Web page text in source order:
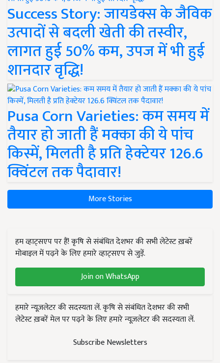
Success Story: जायडेक्स के जैविक
उत्पादों से बदली खेती की तस्वीर,
लागत हुई 50% कम, उपज में भी हुई
शानदार वृद्धि!
Pusa Corn Varieties: कम समय में
तैयार हो जाती हैं मक्का की ये पांच
किस्में, मिलती है प्रति हेक्टेयर 126.6
क्विंटल तक पैदावार!
More Stories
हम व्हाट्सएप पर हैं! कृषि से संबंधित देशभर की सभी लेटेस्ट ख़बरें
मोबाइल में पढ़ने के लिए हमारे व्हाट्सएप से जुड़ें.
Join on WhatsApp
हमारे न्यूज़लेटर की सदस्यता लें. कृषि से संबंधित देशभर की सभी
लेटेस्ट ख़बरें मेल पर पढ़ने के लिए हमारे न्यूज़लेटर की सदस्यता लें.
Subscribe Newsletters